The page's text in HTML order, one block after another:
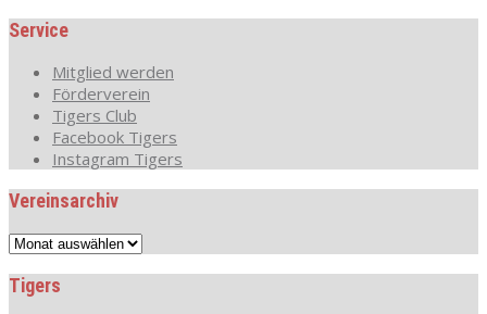
Service
Mitglied werden
Förderverein
Tigers Club
Facebook Tigers
Instagram Tigers
Vereinsarchiv
Vereinsarchiv
Tigers